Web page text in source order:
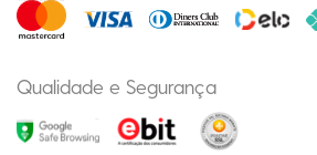
Qualidade e Segurança